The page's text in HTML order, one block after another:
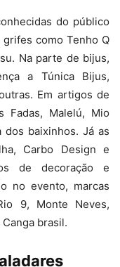
do público
como Tenho Q
Na parte de bijus,
a Túnica Bijus,
Em artigos de
Fadas, Malelú, Mio
dos baixinhos. Já as
Carbo Design e
de decoração e
no evento, marcas
9, Monte Neves,
brasil.